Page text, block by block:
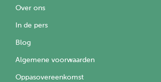
Over ons
In de pers
Blog
Algemene voorwaarden
Oppasovereenkomst